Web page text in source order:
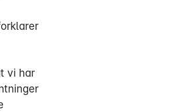
vi har